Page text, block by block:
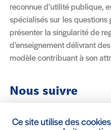
reconnue d’utilité publique,
spécialisés sur les questions
présenter la singularité de
d’enseignement délivrant
modèle contribuant à son
Nous suivre
YoutubeInstagramFacebook
X
Ce site utilise des